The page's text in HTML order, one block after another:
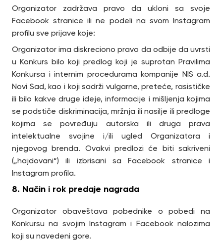
Organizator zadržava pravo da ukloni sa svoje
Facebook stranice ili ne podeli na svom Instagram
profilu sve prijave koje:
Organizator ima diskreciono pravo da odbije da uvrsti
u Konkurs bilo koji predlog koji je suprotan Pravilima
Konkursa i internim procedurama kompanije NIS a.d.
Novi Sad, kao i koji sadrži vulgarne, preteće, rasističke
ili bilo kakve druge ideje, informacije i mišljenja kojima
se podstiče diskriminacija, mržnja ili nasilje ili predloge
kojima se povređuju autorska ili druga prava
intelektualne svojine i/ili ugled Organizatora i
njegovog brenda. Ovakvi predlozi će biti sakriveni
(„hajdovani“) ili izbrisani sa Facebook stranice i
Instagram profila.
8. Način i rok predaje nagrada
Organizator obaveštava pobednike o pobedi na
Konkursu na svojim Instagram i Facebook nalozima
koji su navedeni gore.